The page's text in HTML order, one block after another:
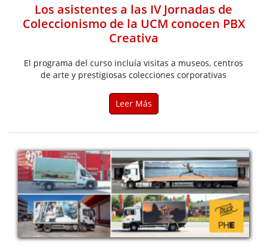
Los asistentes a las IV Jornadas de
Coleccionismo de la UCM conocen PBX
Creativa
El programa del curso incluía visitas a museos, centros
de arte y prestigiosas colecciones corporativas
Leer Más